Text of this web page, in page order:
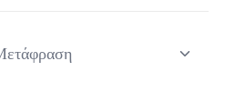
χρόνο και διαβάστε τα